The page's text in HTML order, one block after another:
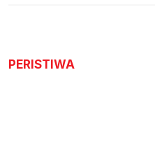
PERISTIWA